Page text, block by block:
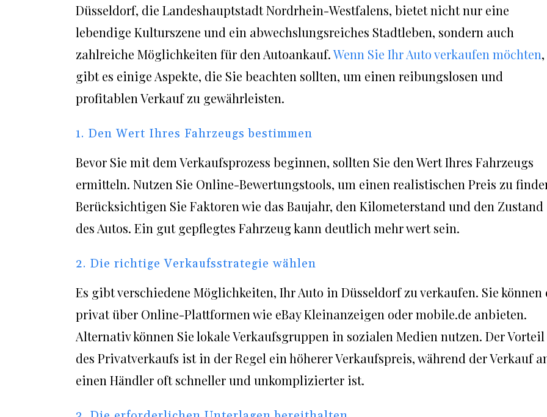
Düsseldorf, die Landeshauptstadt Nordrhein-Westfalens, bietet nicht nur eine
lebendige Kulturszene und ein abwechslungsreiches Stadtleben, sondern auch
zahlreiche Möglichkeiten für den Autoankauf.Wenn Sie Ihr Auto verkaufen möchten,
gibt es einige Aspekte, die Sie beachten sollten, um einen reibungslosen und
profitablen Verkauf zu gewährleisten.
1. Den Wert Ihres Fahrzeugs bestimmen
Bevor Sie mit dem Verkaufsprozess beginnen, sollten Sie den Wert Ihres Fahrzeugs
ermitteln. Nutzen Sie Online-Bewertungstools, um einen realistischen Preis zu
Berücksichtigen Sie Faktoren wie das Baujahr, den Kilometerstand und den Zustand
des Autos. Ein gut gepflegtes Fahrzeug kann deutlich mehr wert sein.
2. Die richtige Verkaufsstrategie wählen
Es gibt verschiedene Möglichkeiten, Ihr Auto in Düsseldorf zu verkaufen. Sie können
privat über Online-Plattformen wie eBay Kleinanzeigen oder mobile.de anbieten.
Alternativ können Sie lokale Verkaufsgruppen in sozialen Medien nutzen. Der Vorteil
des Privatverkaufs ist in der Regel ein höherer Verkaufspreis, während der Verkauf
einen Händler oft schneller und unkomplizierter ist.